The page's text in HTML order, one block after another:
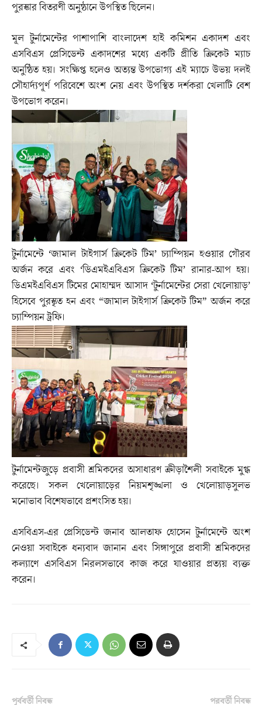
পুরস্কার বিতরণী অনুষ্ঠানে উপস্থিত ছিলেন।
মূল টুর্নামেন্টের পাশাপাশি বাংলাদেশ হাই কমিশন একাদশ এবং
এসবিএস প্রেসিডেন্ট একাদশের মধ্যে একটি প্রীতি ক্রিকেট ম্যাচ
অনুষ্ঠিত হয়। সংক্ষিপ্ত হলেও অত্যন্ত উপভোগ্য এই ম্যাচে উভয় দলই
সৌহার্দ্যপূর্ণ পরিবেশে অংশ নেয় এবং উপস্থিত দর্শকরা খেলাটি বেশ
উপভোগ করেন।
টুর্নামেন্টে ‘জামাল টাইগার্স ক্রিকেট টিম’ চ্যাম্পিয়ন হওয়ার গৌরব
অর্জন করে এবং ‘ডিএমইএবিএস ক্রিকেট টিম’ রানার-আপ হয়।
ডিএমইএবিএস টিমের মোহাম্মদ আসাদ ‘টুর্নামেন্টের সেরা খেলোয়াড়’
হিসেবে পুরস্কৃত হন এবং “জামাল টাইগার্স ক্রিকেট টিম” অর্জন করে
চ্যাম্পিয়ন ট্রফি।
টুর্নামেন্টজুড়ে প্রবাসী শ্রমিকদের অসাধারণ ক্রীড়াশৈলী সবাইকে মুগ্ধ
করেছে। সকল খেলোয়াড়ের নিয়মশৃঙ্খলা ও খেলোয়াড়সুলভ
মনোভাব বিশেষভাবে প্রশংসিত হয়।
এসবিএস-এর প্রেসিডেন্ট জনাব আলতাফ হোসেন টুর্নামেন্টে অংশ
নেওয়া সবাইকে ধন্যবাদ জানান এবং সিঙ্গাপুরে প্রবাসী শ্রমিকদের
কল্যাণে এসবিএস নিরলসভাবে কাজ করে যাওয়ার প্রত্যয় ব্যক্ত
করেন।
পূর্ববর্তী নিবন্ধ পরবর্তী নিবন্ধ